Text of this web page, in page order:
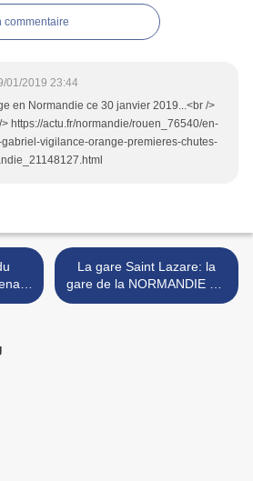
commentaire
01/2019 23:44
en Normandie ce 30 janvier 2019...<br />
> https://actu.fr/normandie/rouen_76540/en-
vigilance-orange-premieres-chutes-
La gare Saint Lazare: la
gare de la NORMANDIE est
la seconde gare d'EUROPE